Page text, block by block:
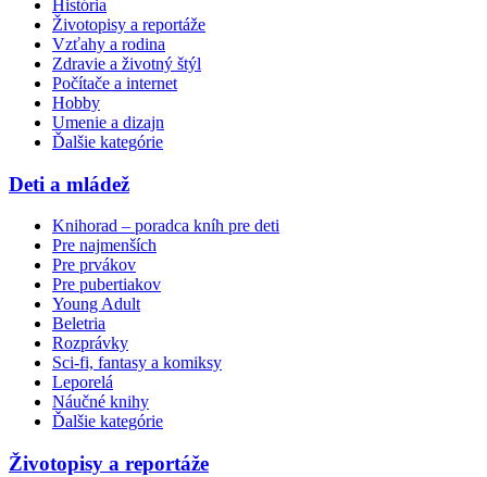
História
Životopisy a reportáže
Vzťahy a rodina
Zdravie a životný štýl
Počítače a internet
Hobby
Umenie a dizajn
Ďalšie kategórie
Deti a mládež
Knihorad – poradca kníh pre deti
Pre najmenších
Pre prvákov
Pre pubertiakov
Young Adult
Beletria
Rozprávky
Sci-fi, fantasy a komiksy
Leporelá
Náučné knihy
Ďalšie kategórie
Životopisy a reportáže